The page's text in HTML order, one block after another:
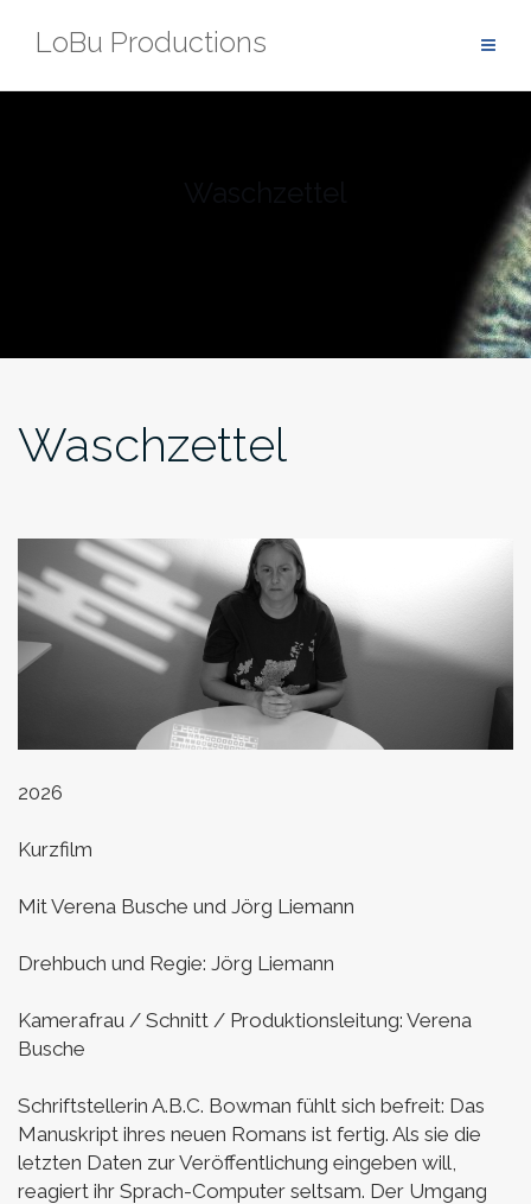
LoBu Productions
Waschzettel
2026
Kurzfilm
Mit Verena Busche und Jörg Liemann
Drehbuch und Regie: Jörg Liemann
Kamerafrau / Schnitt / Produktionsleitung: Verena
Busche
Schriftstellerin A.B.C. Bowman fühlt sich befreit: Das
Manuskript ihres neuen Romans ist fertig. Als sie die
letzten Daten zur Veröffentlichung eingeben will,
reagiert ihr Sprach-Computer seltsam. Der Umgang